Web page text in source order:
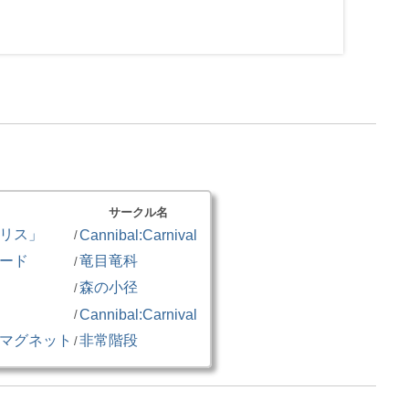
サークル名
ス」 /Cannibal:Carnival
ド /竜目竜科
/森の小径
/Cannibal:Carnival
グネット /非常階段